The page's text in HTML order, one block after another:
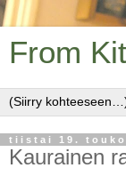
From
tiistai 19.
Kaurainen